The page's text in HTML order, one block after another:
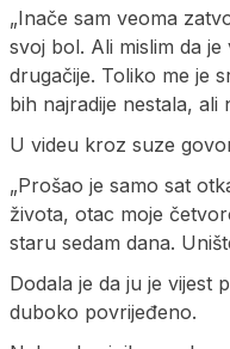
„Inače sam veoma
svoj bol. Ali mislim da
drugačije. Toliko me je
bih najradije nestala, ali
U videu kroz suze
„Prošao je samo sat
života, otac moje
staru sedam dana.
Dodala je da ju je vijest
duboko povrijeđeno.